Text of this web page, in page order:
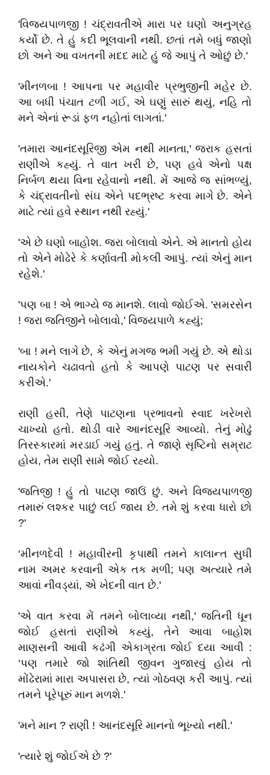
'વિજયપાળજી ! ચંદ્રાવતીએ મારા પર ઘણો અનુગ્રહ
કર્યો છે. તે હું કદી ભૂલવાની નથી. છતાં તમે બધું જાણો
છો અને આ વખતની મદદ માટે હું જે આપું તે ઓછું છે.'
'મીનળબા ! આપના પર મહાવીર પ્રભુજીની મહેર છે.
આ બધી પંચાત ટળી ગઈ, એ ઘણું સારું થયું, નહિ તો
મને એનાં રૂડાં ફળ નહોતાં લાગતાં.'
'તમારા આનંદસૂરિજી એમ નથી માનતા,' જરાક હસતાં
રાણીએ કહ્યું. તે વાત ખરી છે, પણ હવે એનો પક્ષ
નિર્બળ થયા વિના રહેવાનો નથી. મેં આજે જ સાંભળ્યું,
કે ચંદ્રાવતીનો સંઘ એને પદભ્રષ્ટ કરવા માગે છે. એને
માટે ત્યાં હવે સ્થાન નથી રહ્યું.'
'એ છે ઘણો બાહોશ. જરા બોલાવો એને. એ માનતો હોય
તો એને મોઢેરે કે કર્ણાવતી મોકલી આપું. ત્યાં એનું માન
રહેશે.'
'પણ બા ! એ ભાગ્યે જ માનશે. લાવો જોઈએ. 'સમરસેન
! જરા જતિજીને બોલાવો,' વિજયપાળે કહ્યું;
'બા ! મને લાગે છે, કે એનું મગજ ભમી ગયું છે. એ થોડા
નાયકોને ચઢાવતો હતો કે આપણે પાટણ પર સવારી
કરીએ.'
રાણી હસી, તેણે પાટણના પ્રભાવનો સ્વાદ ખરેખરો
ચાખ્યો હતો. થોડી વારે આનંદસૂરિ આવ્યો. તેનું મોઢું
તિરસ્કારમાં મરડાઈ ગયું હતું. તે જાણે સૃષ્ટિનો સમ્રાટ
હોય, તેમ રાણી સામે જોઈ રહ્યો.
'જતિજી ! હું તો પાટણ જાઉં છું. અને વિજયપાળજી
તમારું લશ્કર પાછું લઈ જાય છે. તમે શું કરવા ધારો છો
?'
‘મીનળદેવી ! મહાવીરની કૃપાથી તમને કાલાન્ત સુધી
નામ અમર કરવાની એક તક મળી; પણ અત્યારે તમે
આવાં નીવડ્યાં, એ ખેદની વાત છે.'
'એ વાત કરવા મેં તમને બોલાવ્યા નથી,' જતિની ધૂન
જોઈ હસતાં રાણીએ કહ્યું, તેને આવા બાહોશ
માણસની આવી કઢંગી એકાગ્રતા જોઈ દયા આવી :
‘પણ તમારે જો શાંતિથી જીવન ગુજારવું હોય તો
મોંઢેરામાં મારા અપાસરા છે, ત્યાં ગોઠવણ કરી આપું. ત્યાં
તમને પૂરેપૂરું માન મળશે.'
'મને માન ? રાણી ! આનંદસૂરિ માનનો ભૂખ્યો નથી.'
'ત્યારે શું જોઈએ છે ?'